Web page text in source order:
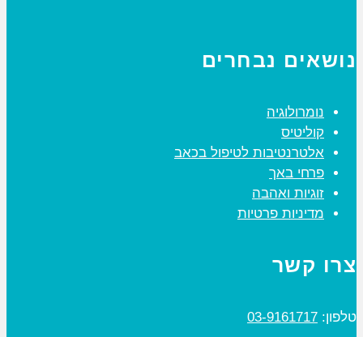
נושאים נבחרים
נומרולוגיה
קוליטיס
אלטרנטיבות לטיפול בכאב
פרחי באך
זוגיות ואהבה
מדיניות פרטיות
צרו קשר
טלפון: 03-9161717